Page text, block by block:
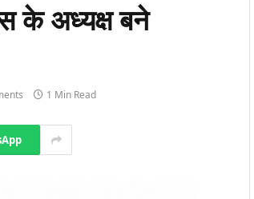
के अध्यक्ष बने
1 Min Read